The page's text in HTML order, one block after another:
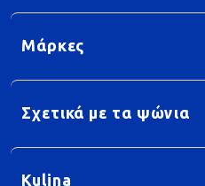
Μάρκες
Σχετικά με τα ψώνια
Kulina